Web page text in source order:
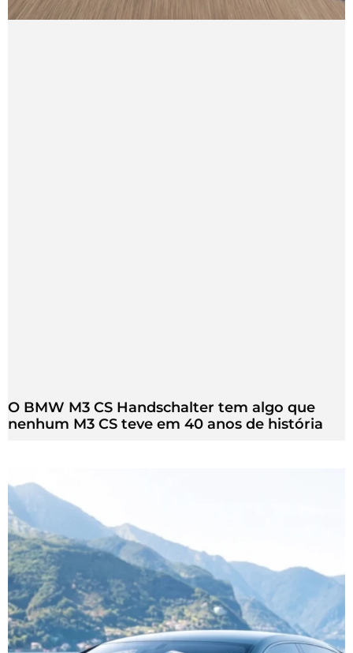
O BMW M3 CS Handschalter tem algo que
nenhum M3 CS teve em 40 anos de história